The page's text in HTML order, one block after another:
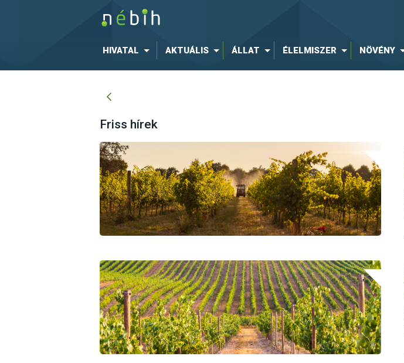
HIVATAL AKTUÁLIS ÁLLAT ÉLELMISZER NÖVÉNY
Friss hírek